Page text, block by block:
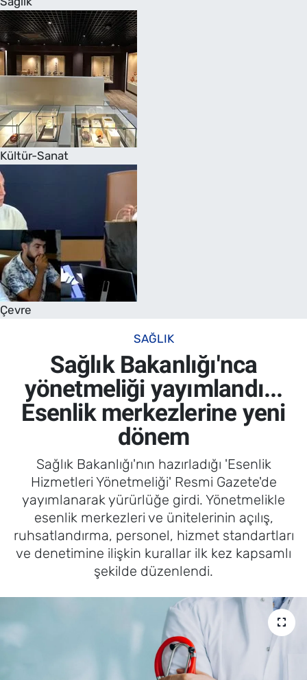
Kültür-Sanat
Çevre
SAĞLIK
Sağlık Bakanlığı'nca
yönetmeliği yayımlandı...
Esenlik merkezlerine yeni
dönem
Sağlık Bakanlığı'nın hazırladığı 'Esenlik
Hizmetleri Yönetmeliği' Resmi Gazete'de
yayımlanarak yürürlüğe girdi. Yönetmelikle
esenlik merkezleri ve ünitelerinin açılış,
ruhsatlandırma, personel, hizmet standartları
ve denetimine ilişkin kurallar ilk kez kapsamlı
şekilde düzenlendi.